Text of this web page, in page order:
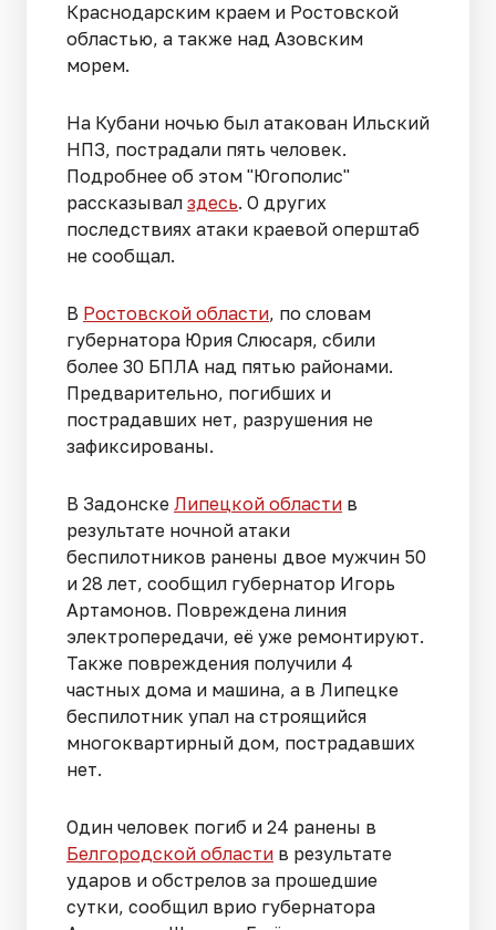
Краснодарским краем и Ростовской
областью, а также над Азовским
морем.
На Кубани ночью был атакован Ильский
НПЗ, пострадали пять человек.
Подробнее об этом "Югополис"
рассказывал здесь. О других
последствиях атаки краевой оперштаб
не сообщал.
В Ростовской области, по словам
губернатора Юрия Слюсаря, сбили
более 30 БПЛА над пятью районами.
Предварительно, погибших и
пострадавших нет, разрушения не
зафиксированы.
В Задонске Липецкой области в
результате ночной атаки
беспилотников ранены двое мужчин 50
и 28 лет, сообщил губернатор Игорь
Артамонов. Повреждена линия
электропередачи, её уже ремонтируют.
Также повреждения получили 4
частных дома и машина, а в Липецке
беспилотник упал на строящийся
многоквартирный дом, пострадавших
нет.
Один человек погиб и 24 ранены в
Белгородской области в результате
ударов и обстрелов за прошедшие
сутки, сообщил врио губернатора